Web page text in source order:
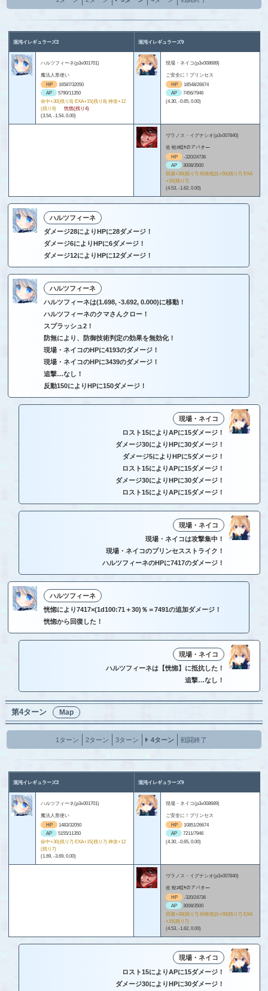
混沌イレギュラーズ2 混沌イレギュラーズ9
ハルツフィーネ(p3x001701)
魔法人形使い
HP
16587/32050
AP
5790/11350
命中+30(残り8) EXA+15(残り8) 神攻+12
(残り8)
恍惚(残り4)
(3.54, -1.54, 0.00)
現場・ネイコ(p3x008689)
ご安全に！プリンセス
HP
18548/26674
AP
7456/7946
(4.30, -0.65, 0.00)
ヴラノス・イグナシオ(p3x007840)
逧 蛻ｺ蟷ｻのアバター
HP
-320/24736
AP
3008/3500
回避+30(残り7) 特殊抵抗+50(残り7) EXA
+15(残り7)
(4.53, -1.62, 0.00)
ハルツフィーネ
ダメージ28によりHPに28ダメージ！
ダメージ6によりHPに6ダメージ！
ダメージ12によりHPに12ダメージ！
ハルツフィーネ
ハルツフィーネは(1.698, -3.692, 0.000)に移動！
ハルツフィーネのクマさんクロー！
スプラッシュ2！
防無により、防御技術判定の効果を無効化！
現場・ネイコのHPに4193のダメージ！
現場・ネイコのHPに3439のダメージ！
追撃…なし！
反動150によりHPに150ダメージ！
現場・ネイコ
ロスト15によりAPに15ダメージ！
ダメージ30によりHPに30ダメージ！
ダメージ5によりHPに5ダメージ！
ロスト15によりAPに15ダメージ！
ダメージ30によりHPに30ダメージ！
ロスト15によりAPに15ダメージ！
現場・ネイコ
現場・ネイコは攻撃集中！
現場・ネイコのプリンセスストライク！
ハルツフィーネのHPに7417のダメージ！
ハルツフィーネ
恍惚により7417×(1d100:71＋30)％＝7491の追加ダメージ！
恍惚から回復した！
現場・ネイコ
ハルツフィーネは【恍惚】に抵抗した！
追撃…なし！
第4ターン Map
1ターン 2ターン 3ターン 4ターン 戦闘終了
混沌イレギュラーズ2 混沌イレギュラーズ9
ハルツフィーネ(p3x001701)
魔法人形使い
HP
1483/32050
AP
5155/11350
命中+30(残り7) EXA+15(残り7) 神攻+12
(残り7)
(1.69, -3.69, 0.00)
現場・ネイコ(p3x008689)
ご安全に！プリンセス
HP
10851/26674
AP
7211/7946
(4.30, -0.65, 0.00)
ヴラノス・イグナシオ(p3x007840)
逧 蛻ｺ蟷ｻのアバター
HP
-320/24736
AP
3008/3500
回避+30(残り7) 特殊抵抗+50(残り7) EXA
+15(残り7)
(4.53, -1.62, 0.00)
現場・ネイコ
ロスト15によりAPに15ダメージ！
ダメージ30によりHPに30ダメージ！